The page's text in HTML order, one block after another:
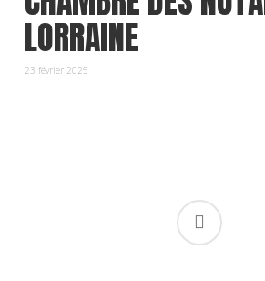
LORRAINE
23 février 2025
linkedin